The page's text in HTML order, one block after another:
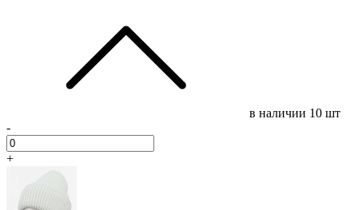
в наличии 10 шт
-
+